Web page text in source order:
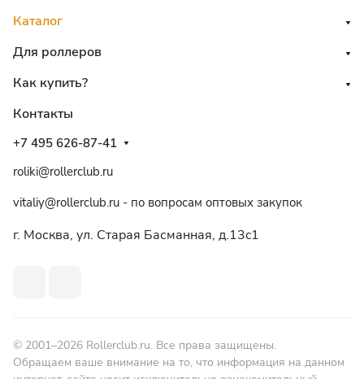
Каталог
Для роллеров
Как купить?
Контакты
+7 495 626-87-41
roliki@rollerclub.ru
vitaliy@rollerclub.ru - по вопросам оптовых закупок
г. Москва, ул. Старая Басманная, д.13c1
© 2001–2026 Rollerclub.ru. Все права защищены.
Обращаем ваше внимание на то, что информация на данном